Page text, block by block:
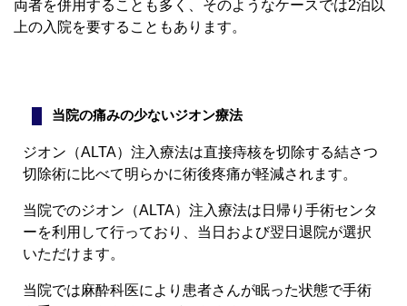
両者を併用することも多く、そのようなケースでは2泊以
上の入院を要することもあります。
当院の痛みの少ないジオン療法
ジオン（ALTA）注入療法は直接痔核を切除する結さつ
切除術に比べて明らかに術後疼痛が軽減されます。
当院でのジオン（ALTA）注入療法は日帰り手術センタ
ーを利用して行っており、当日および翌日退院が選択
いただけます。
当院では麻酔科医により患者さんが眠った状態で手術